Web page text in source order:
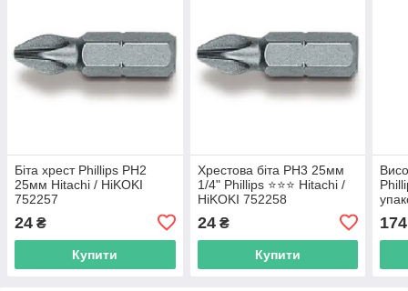
Біта хрест Phillips РН2
25мм Hitachi / HiKOKI
752257
24 ₴
Купити
Хрестова біта PH3 25мм
1/4" Phillips ⭐️⭐️⭐️ Hitachi /
HiKOKI 752258
24₴
Купити
174